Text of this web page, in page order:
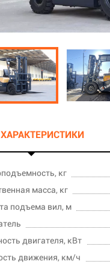
кг
масса, кг
подъема вил, м
двигателя, кВт
движения, км/ч